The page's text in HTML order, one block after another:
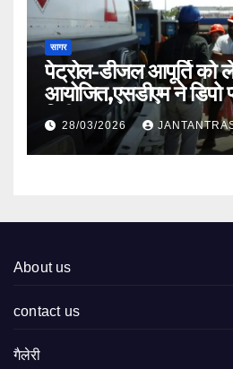
सागर
पेट्रोल-डीजल आपूर्ति को
आयोजित,एसडीएम ने डिपो
निरीक्षण
28/03/2026
About us
contact us
गैलेरी